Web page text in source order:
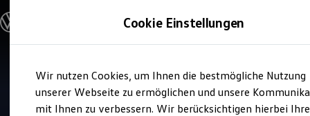
Hauptinhalt
springen
Footer
springen
Modelle und Konfigurator
Modelle vergleichen
Elektroautos
ENERGY Sondermodelle
Nutzfahrzeuge
Service
Autohaus Lindheimer
Cookie Einstellungen
Wir nutzen Cookies, um Ihnen die bestmögliche Nutzung
unserer Webseite zu ermöglichen und unsere
mit Ihnen zu verbessern. Wir berücksichtigen hierbei Ihre